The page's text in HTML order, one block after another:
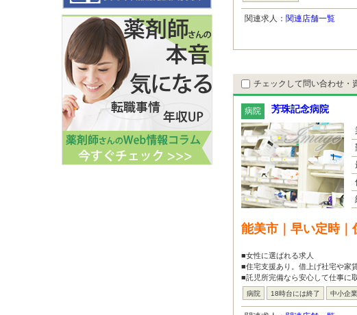
関連求人： 関連店舗一覧
チェックして問い合わせ・
病院 芳珠記念病院
能美市｜早い定時｜
■女性に選ばれる求人
■住宅支援あり。借上げ社宅や家
■託児所完備なら安心して仕事に
病院 18時台には終了 中小企